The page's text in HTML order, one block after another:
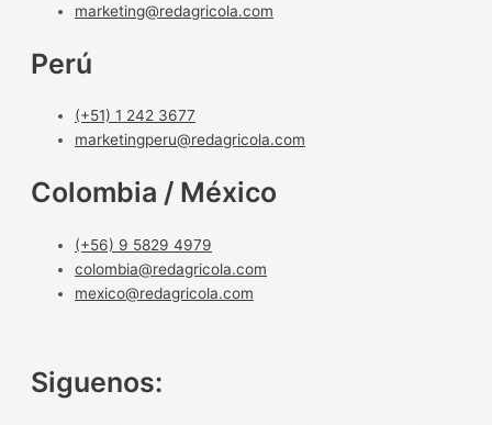
marketing@redagricola.com
Perú
(+51) 1 242 3677
marketingperu@redagricola.com
Colombia / México
(+56) 9 5829 4979
colombia@redagricola.com
mexico@redagricola.com
Siguenos: